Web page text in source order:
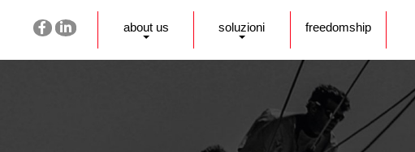
about us soluzioni freedomship